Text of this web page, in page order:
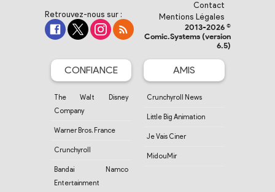
Retrouvez-nous sur :
Contact
Mentions Légales
2013-2026 ©
Comic.Systems (version
6.5)
CONFIANCE
The Walt Disney
Company
Warner Bros. France
Crunchyroll
Bandai Namco
Entertainment
AMIS
Crunchyroll News
Little Big Animation
Je Vais Ciner
MidouMir